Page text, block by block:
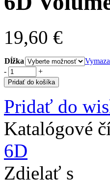
19,60 €
Dĺžka
-
+
Pridať do košíka
Pridať do
Katalógové
6D
Zdielať s